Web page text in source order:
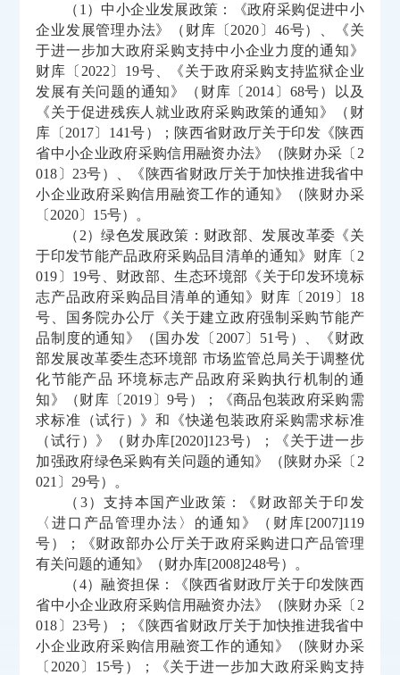
（ 1）中小企业发展政策：《政府采购促进中小
企业发展管理办法》（财库〔2020〕46号）、《关
于进一步加大政府采购支持中小企业力度的通知》
财库〔2022〕19号、《关于政府采购支持监狱企业
发展有关问题的通知》（财库〔2014〕68号）以及
《关于促进残疾人就业政府采购政策的通知》（财
库〔2017〕141号）；陕西省财政厅关于印发《陕西
省中小企业政府采购信用融资办法》（陕财办采〔2
018〕23号）、《陕西省财政厅关于加快推进我省中
小企业政府采购信用融资工作的通知》（陕财办采
〔2020〕15号）。
（ 2）绿色发展政策：财政部、发展改革委《关
于印发节能产品政府采购品目清单的通知》财库〔2
019〕19号、财政部、生态环境部《关于印发环境标
志产品政府采购品目清单的通知》财库〔2019〕18
号、国务院办公厅《关于建立政府强制采购节能产
品制度的通知》（国办发〔2007〕51号）、《财政
部发展改革委生态环境部 市场监管总局关于调整优
化节能产品 环境标志产品政府采购执行机制的通
知》（财库〔2019〕9号）；《商品包装政府采购需
求标准（试行）》和《快递包装政府采购需求标准
（试行）》（财办库[2020]123号）；《关于进一步
加强政府绿色采购有关问题的通知》（陕财办采〔2
021〕29号）。
（ 3）支持本国产业政策：《财政部关于印发
〈进口产品管理办法〉的通知》（财库[2007]119
号）；《财政部办公厅关于政府采购进口产品管理
有关问题的通知》（财办库[2008]248号）。
（4）融资担保：《陕西省财政厅关于印发陕西
省中小企业政府采购信用融资办法》（陕财办采〔2
018〕23号）；《陕西省财政厅关于加快推进我省中
小企业政府采购信用融资工作的通知》（陕财办采
〔2020〕15号）；《关于进一步加大政府采购支持